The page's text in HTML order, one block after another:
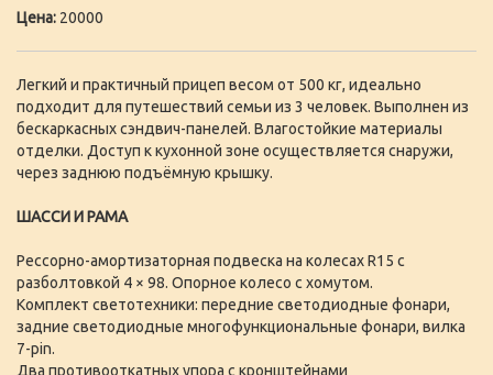
Цена: 20000
Легкий и практичный прицеп весом от 500 кг, идеально
подходит для путешествий семьи из 3 человек. Выполнен из
бескаркасных сэндвич-панелей. Влагостойкие материалы
отделки. Доступ к кухонной зоне осуществляется снаружи,
через заднюю подъёмную крышку.
ШАССИ И РАМА
Рессорно-амортизаторная подвеска на колесах R15 с
разболтовкой 4 × 98. Опорное колесо с хомутом.
Комплект светотехники: передние светодиодные фонари,
задние светодиодные многофункциональные фонари, вилка
7-pin.
Два противооткатных упора с кронштейнами